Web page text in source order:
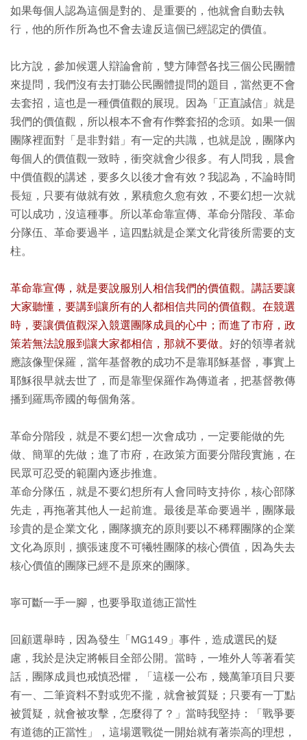
如果每個人認為這個是對的、是重要的，他就會自動去執
行，他的所作所為也不會去違反這個已經認定的價值。
比方說，參加候選人辯論會前，雙方陣營各找三個公民團體
來提問，我們沒有去打聽公民團體提問的題目，當然更不會
去套招，這也是一種價值觀的展現。因為「正直誠信」就是
我們的價值觀，所以根本不會有作弊套招的念頭。如果一個
團隊裡面對「是非對錯」有一定的共識，也就是說，團隊內
每個人的價值觀一致時，衝突就會少很多。有人問我，晨會
中價值觀的講述，要多久以後才會有效？我認為，不論時間
長短，只要有做就有效，累積愈久愈有效，不要幻想一次就
可以成功，沒這種事。所以革命靠宣傳、革命分階段、革命
分隊伍、革命要過半，這四點就是企業文化背後所需要的支
柱。
革命靠宣傳，就是要說服別人相信我們的價值觀。講話要讓
大家聽懂，要講到讓所有的人都相信共同的價值觀。在競選
時，要讓價值觀深入競選團隊成員的心中；而進了市府，政
策若無法說服到讓大家都相信，那就不要做。 好的領導者就
應該像聖保羅，當年基督教的成功不是靠耶穌基督，事實上
耶穌很早就去世了，而是靠聖保羅作為傳道者，把基督教傳
播到羅馬帝國的每個角落。
革命分階段，就是不要幻想一次會成功，一定要能做的先
做、簡單的先做；進了市府，在政策方面要分階段實施，在
民眾可忍受的範圍內逐步推進。
革命分隊伍，就是不要幻想所有人會同時支持你，核心部隊
先走，再拖著其他人一起前進。最後是革命要過半，團隊最
珍貴的是企業文化，團隊擴充的原則要以不稀釋團隊的企業
文化為原則，擴張速度不可犧牲團隊的核心價值，因為失去
核心價值的團隊已經不是原來的團隊。
寧可斷一手一腳，也要爭取道德正當性
回顧選舉時，因為發生「MG149」事件，造成選民的疑
慮，我於是決定將帳目全部公開。當時，一堆外人等著看笑
話，團隊成員也戒慎恐懼，「這樣一公布，幾萬筆項目只要
有一、二筆資料不對或兜不攏，就會被質疑；只要有一丁點
被質疑，就會被攻擊，怎麼得了？」當時我堅持：「戰爭要
有道德的正當性」，這場選戰從一開始就有著崇高的理想，